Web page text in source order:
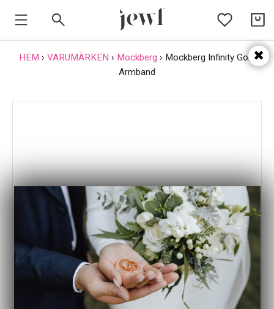
HEM
HEM › VARUMÄRKEN › Mockberg › Mockberg Infinity Gold
Armband